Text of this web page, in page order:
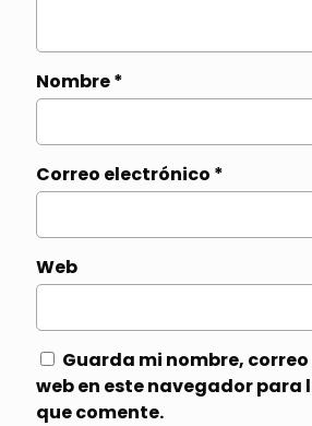
Nombre*
Correo electrónico *
Web
Guarda mi nombre,
web en este navegador para
que comente.